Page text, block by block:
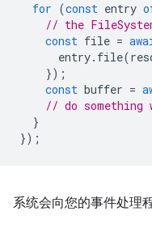
for (const entry
// the
const file =
entry. file(
});
const buffer =
// do something
}
});
系统会向您的事件处理